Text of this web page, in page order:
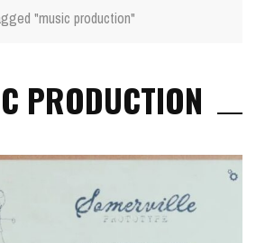
"music production"
PRODUCTION